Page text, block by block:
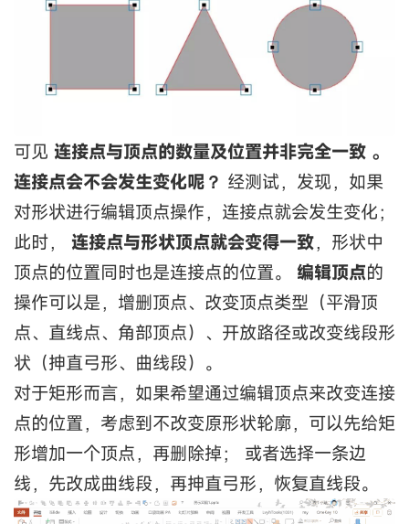
可见 连接点与顶点的数量及位置并非完全一致 。
连接点会不会发生变化呢？ 经测试，发现，如果
对形状进行编辑顶点操作，连接点就会发生变化；
此时， 连接点与形状顶点就会变得一致，形状中
顶点的位置同时也是连接点的位置。 编辑顶点的
操作可以是，增删顶点、改变顶点类型（平滑顶
点、直线点、角部顶点）、开放路径或改变线段形
状（抻直弓形、曲线段）。
对于矩形而言，如果希望通过编辑顶点来改变连接
点的位置，考虑到不改变原形状轮廓，可以先给矩
形增加一个顶点，再删除掉； 或者选择一条边
线，先改成曲线段，再抻直弓形，恢复直线段。